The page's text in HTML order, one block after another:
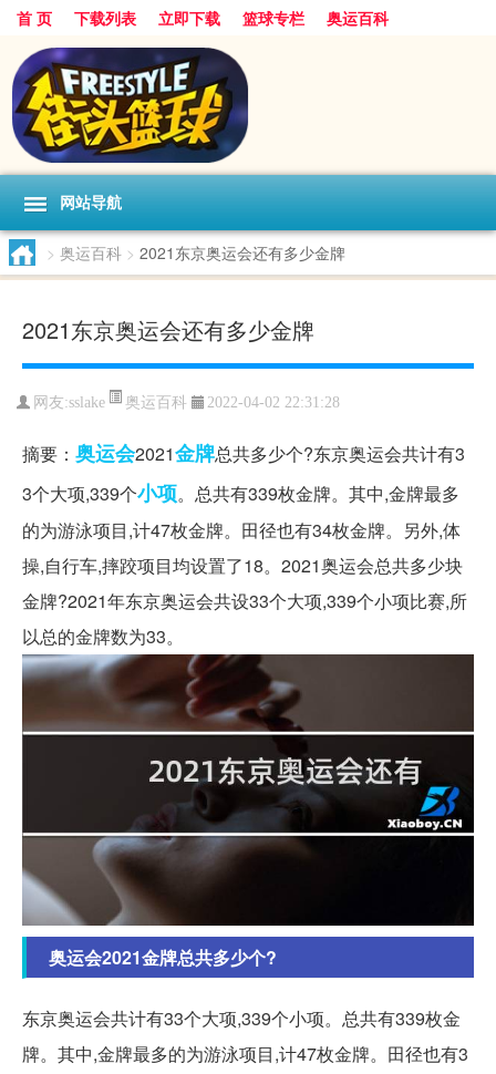
首 页 下载列表 立即下载 篮球专栏 奥运百科
网站导航
> 奥运百科 > 2021东京奥运会还有多少金牌
2021东京奥运会还有多少金牌
网友:sslake 奥运百科 2022-04-02 22:31:28
摘要： 奥运会2021金牌总共多少个?东京奥运会共计有3
3个大项,339个小项。总共有339枚金牌。其中,金牌最多
的为游泳项目,计47枚金牌。田径也有34枚金牌。另外,体
操,自行车,摔跤项目均设置了18。2021奥运会总共多少块
金牌?2021年东京奥运会共设33个大项,339个小项比赛,所
以总的金牌数为33。
奥运会2021金牌总共多少个?
东京奥运会共计有33个大项,339个小项。总共有339枚金
牌。其中,金牌最多的为游泳项目,计47枚金牌。田径也有3